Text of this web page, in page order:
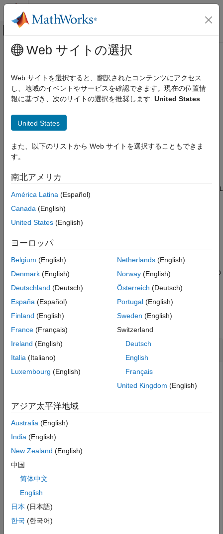
コンテンツへスキップ
オフキャンバス ナビゲーション メ
ドキュメンテーションのホーム
Image Processing Toolbox
イメージのセグメンテーションと解析
項目一覧
構文
例
入力引数
出力引数
ヒント
参照
メインコンテンツ
bwlabeln
バイナリ イメージ内の連結要素をラベル付け
構文
L = bwlabeln(BW,conn)
[L,n] = bwlabeln(
説明
L
を返します。
例
L= bwlabeln(
は連結性を指定します。
[L,n] = bwlabeln(
で検出された連結オブジェクトの
例
3 次元オブジェクトの重心の計算
シンプルな 3 次元サンプル バイナリ イメージを作成しま
BW = cat(3, [1 1 0; 0 0 0; 1 0 0],
            [0 1 0; 0 0 0; 0 1 0],
            [0 1 1; 0 0 0; 0 0 1])
BW(:,:,1) =
     1     1     0
     0     0     0
Web サイトの選択
Web サイトを選択すると、翻訳されたコンテンツにアクセス
し、地域のイベントやサービスを確認できます。現在の位置情
報に基づき、次のサイトの選択を推奨します: United States
United States
また、以下のリストから Web サイトを選択することもできま
す。
南北アメリカ
América Latina (Español)
Canada (English)
United States (English)
ヨーロッパ
Belgium (English)
Denmark (English)
Deutschland (Deutsch)
España (Español)
Finland (English)
France (Français)
Ireland (English)
Italia (Italiano)
Luxembourg (English)
Netherlands(English)
Norway(English)
Österreich (Deutsch)
Portugal(English)
Sweden (English)
Switzerland
Deutsch
English
Français
United Kingdom (English)
アジア太平洋地域
Australia (English)
India (English)
New Zealand (English)
中国
简体中文
English
日本 (日本語)
한국 (한국어)